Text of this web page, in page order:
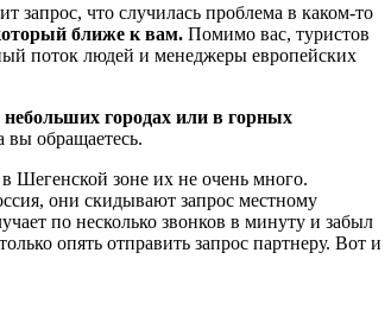
запрос, что случилась проблема в каком-то
ближе к вам. Помимо вас, туристов
поток людей и менеджеры европейских
городах или в горных
вы обращаетесь.
Шегенской зоне их не очень много.
они скидывают запрос местному
по несколько звонков в минуту и забыл
опять отправить запрос партнеру. Вот и